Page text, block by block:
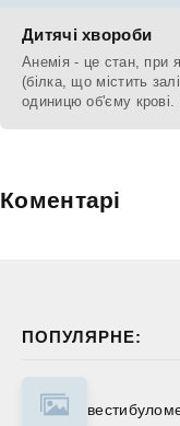
ПОПУЛЯРНЕ:
Дитячі хвороби
Анемія - це стан, при
(білка, що містить
одиницю об'єму крові.
Коментарі